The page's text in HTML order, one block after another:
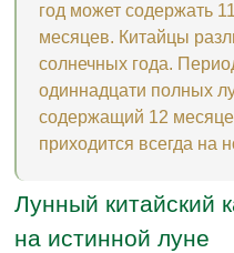
год может содержать
месяцев. Китайцы
солнечных года.
одиннадцати полных
содержащий 12
приходится всегда на
Лунный китайский
на истинной луне